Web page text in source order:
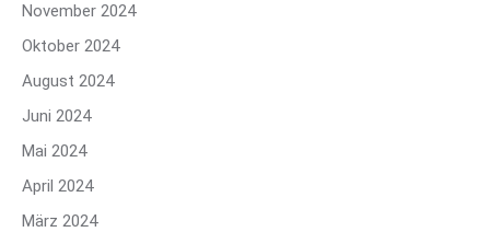
November 2024
Oktober 2024
August 2024
Juni 2024
Mai 2024
April 2024
März 2024